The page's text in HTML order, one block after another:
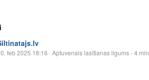
feb 2025 18:16 · Aptuvenais lasīšanas ilgums - 4 min